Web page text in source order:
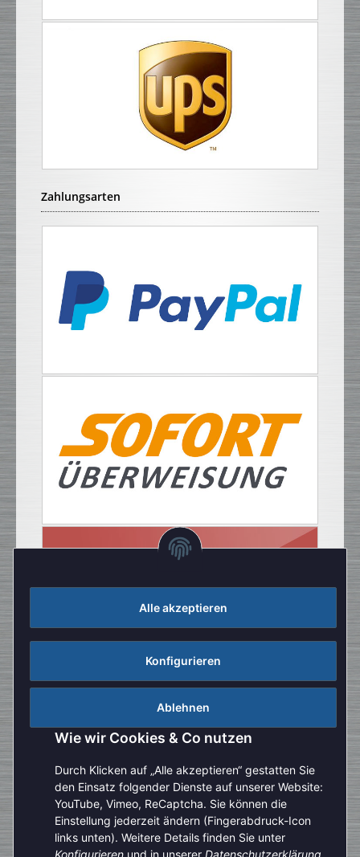
Alle akzeptieren
Konfigurieren
Ablehnen
Wie wir Cookies & Co nutzen
Durch Klicken auf „Alle akzeptieren“ gestatten Sie
den Einsatz folgender Dienste auf unserer Website:
YouTube, Vimeo, ReCaptcha. Sie können die
Einstellung jederzeit ändern (Fingerabdruck-Icon
links unten). Weitere Details finden Sie unter
Konfigurieren und in unserer Datenschutzerklärung
Aufgrund der Urlaubszeit kann es aktuell zu verlängerten
Bearbeitungszeiten kommen. Bitte beachten Sie außerdem,
Zahlungsarten